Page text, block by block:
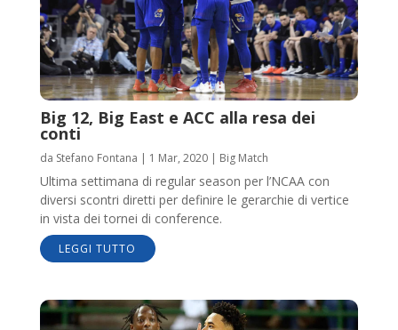
Big 12, Big East e ACC alla resa dei
conti
da Stefano Fontana | 1 Mar, 2020| Big Match
Ultima settimana di regular season per l’NCAA con
diversi scontri diretti per definire le gerarchie di vertice
in vista dei tornei di conference.
LEGGI TUTTO